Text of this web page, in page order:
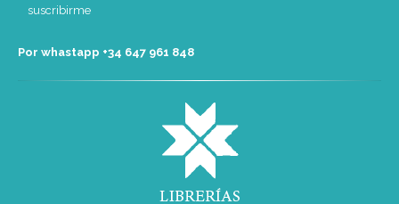
Por whastapp +34 ‭647 961 848‬